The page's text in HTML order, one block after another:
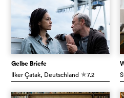
Gelbe Briefe
Ilker Çatak, Deutschland c7.2